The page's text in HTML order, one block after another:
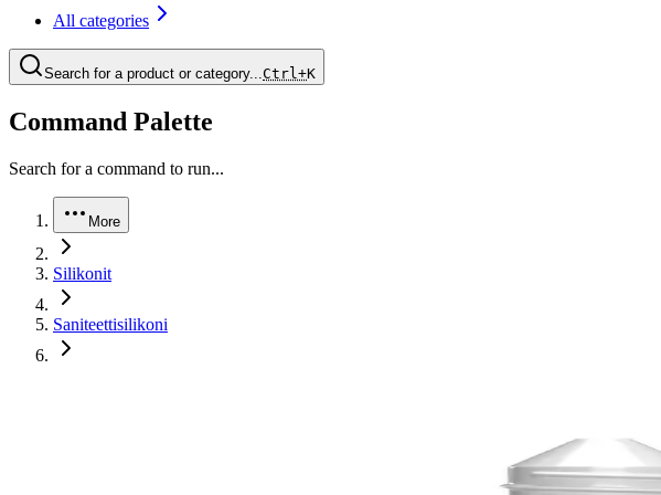
All categories
Search for a product or category... Ctrl+K
Command Palette
Search for a command to run...
More
Silikonit
Saniteettisilikoni